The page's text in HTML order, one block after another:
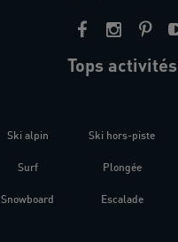
Tops activités
Ski alpin
Surf
Snowboard
Ski hors-piste
Plongée
Escalade